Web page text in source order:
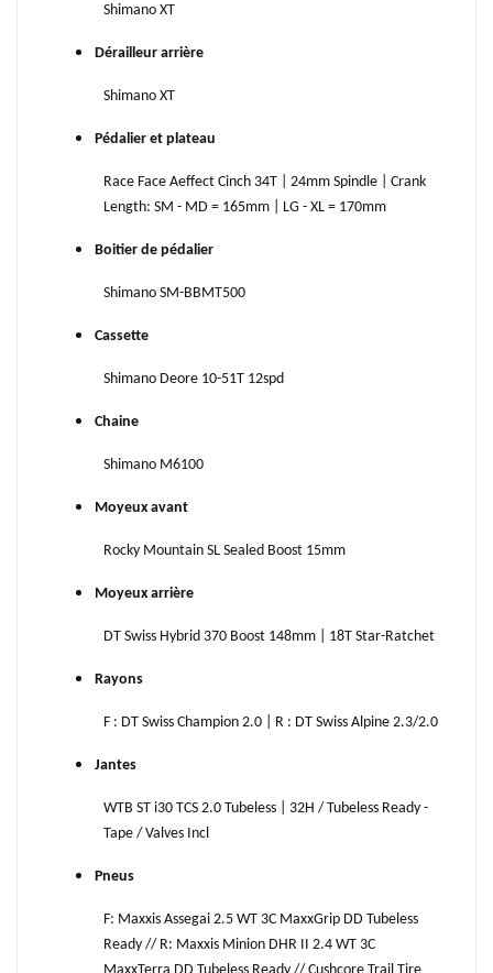
Shimano XT
Dérailleur arrière
Shimano XT
Pédalier et plateau
Race Face Aeffect Cinch 34T | 24mm Spindle | Crank
Length: SM - MD = 165mm | LG - XL = 170mm
Boitier de pédalier
Shimano SM-BBMT500
Cassette
Shimano Deore 10-51T 12spd
Chaine
Shimano M6100
Moyeux avant
Rocky Mountain SL Sealed Boost 15mm
Moyeux arrière
DT Swiss Hybrid 370 Boost 148mm | 18T Star-Ratchet
Rayons
F : DT Swiss Champion 2.0 | R : DT Swiss Alpine 2.3/2.0
Jantes
WTB ST i30 TCS 2.0 Tubeless | 32H / Tubeless Ready -
Tape / Valves Incl
Pneus
F: Maxxis Assegai 2.5 WT 3C MaxxGrip DD Tubeless
Ready // R: Maxxis Minion DHR II 2.4 WT 3C